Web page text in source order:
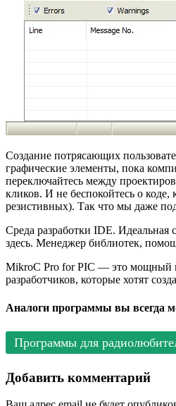
Создание потрясающих
графические элементы, пока
переключайтесь между
кликов. И не беспокойтесь о
резистивных). Так что мы даже
Среда разработки IDE. Идеальная
здесь. Менеджер библиотек,
MikroC Pro for PIC — это мощный и
разработчиков, которые хотят
Аналоги программы вы всегда
Программы для
Добавить комментарий